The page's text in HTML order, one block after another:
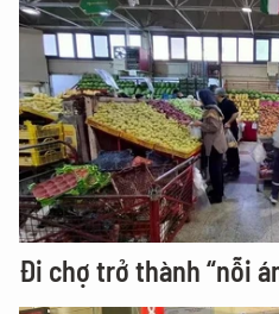
Đi chợ trở thành “nỗi